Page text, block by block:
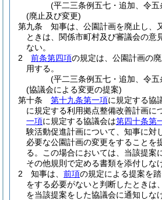
(平二三条例五七・追加、令
(廃止及び変更)
第九条
知事は、公園計画を廃止し、
ときは、関係市町村及び審議会の意
ない。
2
前条第四項の規定は、公園計画の
用する。
(平二三条例五七・追加、令
(協議会による変更の提案)
第十条
第十九条第一項に規定する協
に規定する利用拠点整備改善計画に
一項に規定する協議会は第四十条第
験活動促進計画について、知事に対
必要な公園計画の変更をすることを
る。
この場合においては、当該提案
その他規則で定める書類を添付しな
2
知事は、 前項の規定による提案を
をする必要がないと判断したときは
を当該提案をした協議会に通知しな